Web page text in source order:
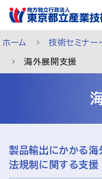
スキップして本文へ
ホーム 技術セミナー
海外展開支援
製品輸出にかかる海
法規制に関する支援